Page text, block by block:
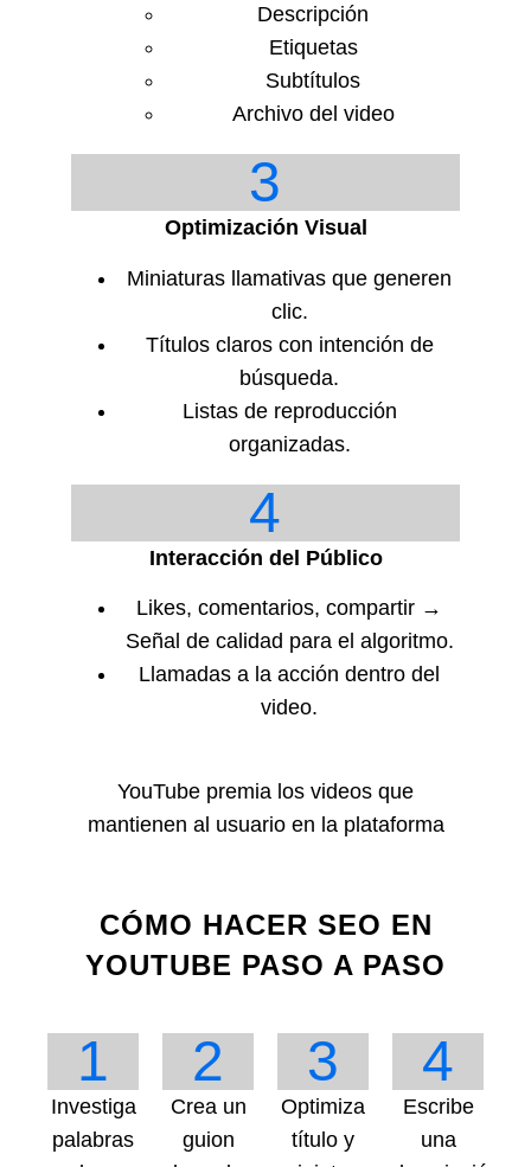
Descripción
Etiquetas
Subtítulos
Archivo del video
3
Optimización Visual
Miniaturas llamativas que generen
clic.
Títulos claros con intención de
búsqueda.
Listas de reproducción
organizadas.
4
Interacción del Público
Likes, comentarios, compartir →
Señal de calidad para el algoritmo.
Llamadas a la acción dentro del
video.
YouTube premia los videos que
mantienen al usuario en la plataforma
CÓMO HACER SEO EN
YOUTUBE PASO A PASO
1
Investiga
palabras
2
Crea un
guion
3
Optimiza
título y
4
Escribe
una